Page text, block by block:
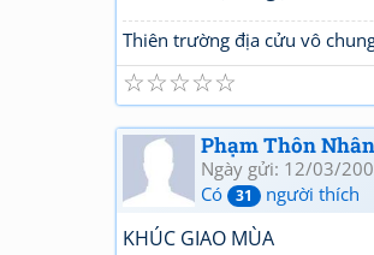
Thiên trường địa cửu vô
☆
☆
☆
☆
☆
Phạm Thôn Nhân
Ngày gửi: 12/03/
Có
31 người thích
KHÚC GIAO MÙA